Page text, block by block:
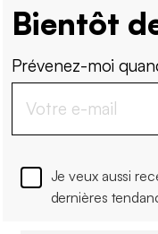
Bientôt
Prévenez-moi
Je veux aussi
dernières